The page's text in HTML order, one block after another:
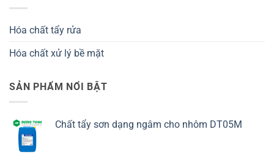
Hóa chất tẩy rửa
Hóa chất xử lý bề mặt
SẢN PHẨM NỔI BẬT
Chất tẩy sơn dạng ngâm cho nhôm DT05M